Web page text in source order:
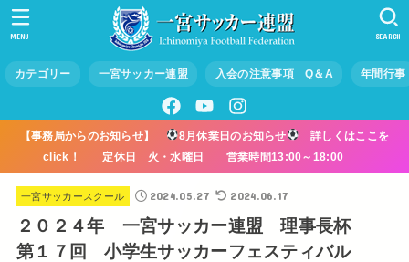
カテゴリー 一宮サッカー連盟 入会の注意事項 Q＆A 年間行事
SEARCH
MENU
【事務局からのお知らせ】 8月休業日のお知らせ
詳しくはここを
click！ 定休日 火・水曜日 営業時間13:00～18:00
一宮サッカースクール 2024.05.27 2024.06.17
２０２４年 一宮サッカー連盟 理事長杯
第１７回 小学生サッカーフェスティバル